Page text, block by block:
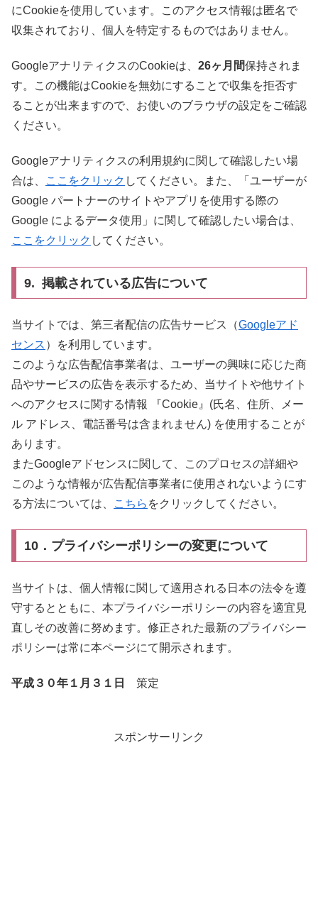
にCookieを使用しています。このアクセス情報は匿名で
収集されており、個人を特定するものではありません。
GoogleアナリティクスのCookieは、 26ヶ月間保持されま
す。この機能はCookieを無効にすることで収集を拒否す
ることが出来ますので、お使いのブラウザの設定をご確認
ください。
Googleアナリティクスの利用規約に関して確認したい場
合は、
ここをクリック してください。また、「ユーザーが
Google パートナーのサイトやアプリを使用する際の
Google によるデータ使用」に関して確認したい場合は、
ここをクリック してください。
9. 掲載されている広告について
当サイトでは、第三者配信の広告サービス（Googleアド
センス ）を利用しています。
このような広告配信事業者は、ユーザーの興味に応じた商
品やサービスの広告を表示するため、当サイトや他サイト
へのアクセスに関する情報 『Cookie』(氏名、住所、メー
ル アドレス、電話番号は含まれません) を使用することが
あります。
またGoogleアドセンスに関して、このプロセスの詳細や
このような情報が広告配信事業者に使用されないようにす
る方法については、
こちら をクリックしてください。
10．プライバシーポリシーの変更について
当サイトは、個人情報に関して適用される日本の法令を遵
守するとともに、本プライバシーポリシーの内容を適宜見
直しその改善に努めます。修正された最新のプライバシー
ポリシーは常に本ページにて開示されます。
平成３０年１月３１日 策定
スポンサーリンク